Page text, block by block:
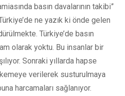
basın davalarının takibi”
ne yazık ki önde gelen
Türkiye’de basın
olarak yoktu. Bu insanlar bir
Sonraki yıllarda hapse
verilerek susturulmaya
harcamaları sağlanıyor.